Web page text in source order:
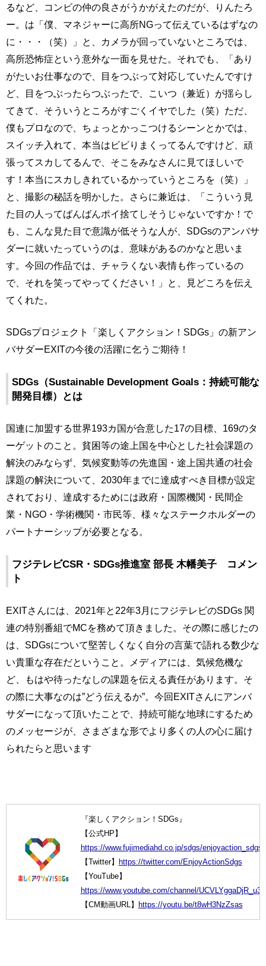
るなど、コンビの仲の良さがうかがえたのだが、りんたろ
ー。は「僕、マネジャーに高所NGって伝えているはずなの
に・・・（笑）」と、カメラが回っていないところでは、
高所恐怖症という意外な一面を見せた。それでも、「あり
がたいお仕事なので、目をつぶって対応していたんですけ
ど、目をつぶったらつぶったで、こいつ（兼近）が揺らし
てきて、そういうところがすごくイヤでした（笑）ただ、
僕もプロなので、ちょっとかっこつけるシーンとかでは、
スイッチ入れて、本当はビビりまくってるんですけど、頑
張ってスカしてるんで、そこをみなさんに見てほしいで
す！本当にスカしきれているかっていうところを（笑）」
と、撮影の秘話を明かした。さらに兼近は、「こういう見
た目の人ってばんばんポイ捨てしそうじゃないですか！で
も、こんな見た目で意識が低そうな人が、SDGsのアンバサ
ダーに就いたっていうのは、意味があるのかなと思いま
す。今回の作品では、チャラくない表情も作っているの
で、それを笑ってやってください！」と、見どころを伝え
てくれた。
SDGsプロジェクト「楽しくアクション！SDGs」の新アン
バサダーEXITの今後の活躍に乞うご期待！
SDGs（Sustainable Development Goals：持続可能な
開発目標）とは
国連に加盟する世界193カ国が合意した17の目標、169のタ
ーゲットのこと。貧困等の途上国を中心とした社会課題の
解決のみならず、気候変動等の先進国・途上国共通の社会
課題の解決について、2030年までに達成すべき目標が設定
されており、達成するためには政府・国際機関・民間企
業・NGO・学術機関・市民等、様々なステークホルダーの
パートナーシップが必要となる。
フジテレビCSR・SDGs推進室 部長 木幡美子 コメン
ト
EXITさんには、2021年と22年3月にフジテレビのSDGs 関
連の特別番組でMCを務めて頂きました。その際に感じたの
は、SDGsについて堅苦しくなく自分の言葉で語れる数少な
い貴重な存在だということ。メディアには、気候危機な
ど、もはや待ったなしの課題を伝える責任があります。そ
の際に大事なのは”どう伝えるか”。今回EXITさんにアンバ
サダーになって頂いたことで、持続可能な地球にするため
のメッセージが、さまざまな形でより多くの人の心に届け
られたらと思います
『楽しくアクション！SDGs』
【公式HP】
https://www.fujimediahd.co.jp/sdgs/enjoyaction_sdgs/
【Twitter】 https://twitter.com/EnjoyActionSdgs
【YouTube】
https://www.youtube.com/channel/
【CM動画URL】 https://youtu.be/t8wH3NzZsas